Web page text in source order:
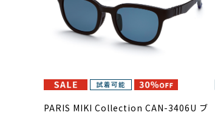
PARIS MIKI Collection CAN-3406U ブ